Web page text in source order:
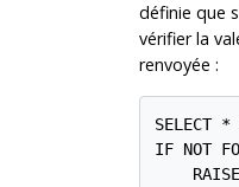
définie que
vérifier la
renvoyée :
SELECT *
IF NOT